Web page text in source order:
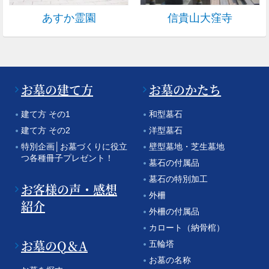
あすか霊園 信貴山大窪寺
お墓の建て方
建て方 その1
建て方 その2
特別企画│お墓づくりに役立
つ各種冊子プレゼント！
お客様の声・感想
紹介
お墓のQ＆A
お墓のかたち
和型墓石
洋型墓石
壁型墓地・芝生墓地
墓石の付属品
墓石の特別加工
外柵
外柵の付属品
カロート（納骨棺）
五輪塔
お墓の名称